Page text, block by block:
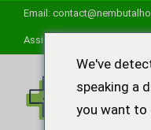
Email:
Assistenza disponibile 24
We've
speaking a
you want to